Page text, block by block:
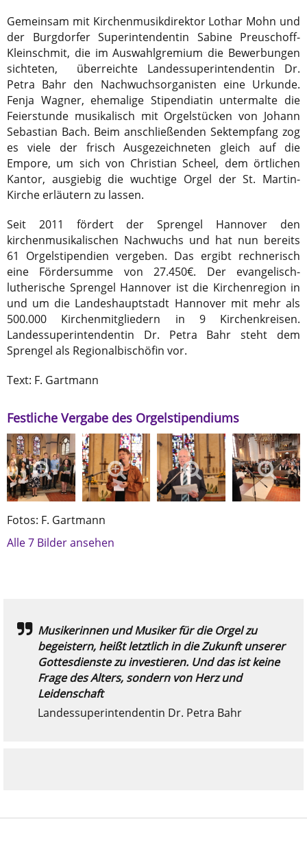
Gemeinsam mit Kirchenmusikdirektor Lothar Mohn und
der Burgdorfer Superintendentin Sabine Preuschoff-
Kleinschmit, die im Auswahlgremium die Bewerbungen
sichteten, überreichte Landessuperintendentin Dr.
Petra Bahr den Nachwuchsorganisten eine Urkunde.
Fenja Wagner, ehemalige Stipendiatin untermalte die
Feierstunde musikalisch mit Orgelstücken von Johann
Sebastian Bach. Beim anschließenden Sektempfang zog
es viele der frisch Ausgezeichneten gleich auf die
Empore, um sich von Christian Scheel, dem örtlichen
Kantor, ausgiebig die wuchtige Orgel der St. Martin-
Kirche erläutern zu lassen.
Seit 2011 fördert der Sprengel Hannover den
kirchenmusikalischen Nachwuchs und hat nun bereits
61 Orgelstipendien vergeben. Das ergibt rechnerisch
eine Fördersumme von 27.450€. Der evangelisch-
lutherische Sprengel Hannover ist die Kirchenregion in
und um die Landeshauptstadt Hannover mit mehr als
500.000 Kirchenmitgliedern in 9 Kirchenkreisen.
Landessuperintendentin Dr. Petra Bahr steht dem
Sprengel als Regionalbischöfin vor.
Text: F. Gartmann
Festliche Vergabe des Orgelstipendiums
Fotos: F. Gartmann
Alle 7 Bilder ansehen
Musikerinnen und Musiker für die Orgel zu
begeistern, heißt letztlich in die Zukunft unserer
Gottesdienste zu investieren. Und das ist keine
Frage des Alters, sondern von Herz und
Leidenschaft
Landessuperintendentin Dr. Petra Bahr